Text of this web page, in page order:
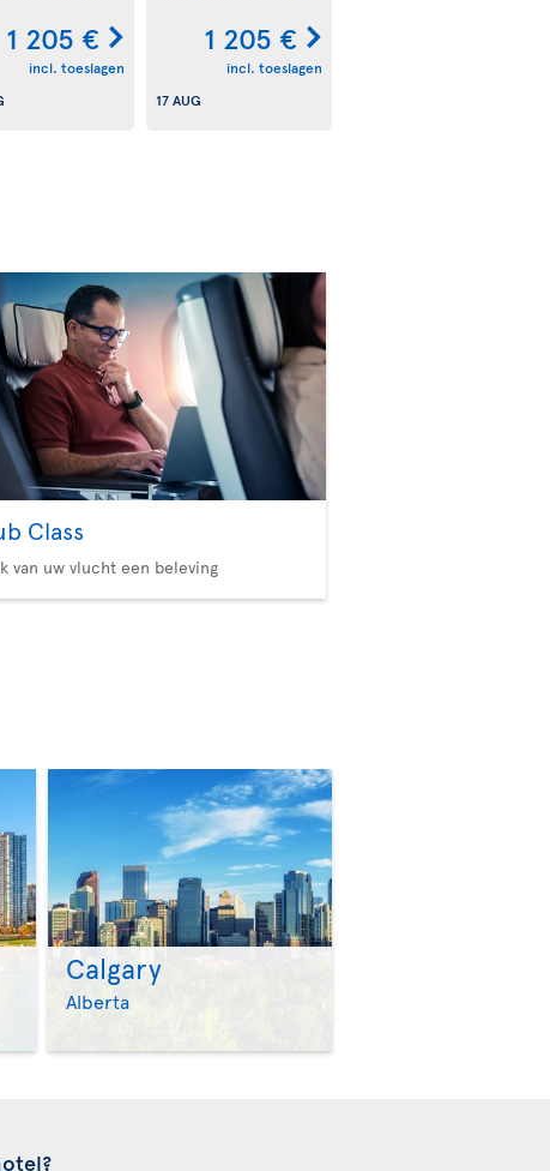
1 205 €
incl. toeslagen
1 205 €
incl. toeslagen
17 AUG
Class
van uw vlucht een beleving
>
Calgary
Alberta